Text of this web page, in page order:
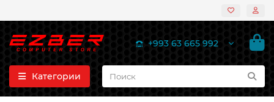
+993 63 665 992
Категории